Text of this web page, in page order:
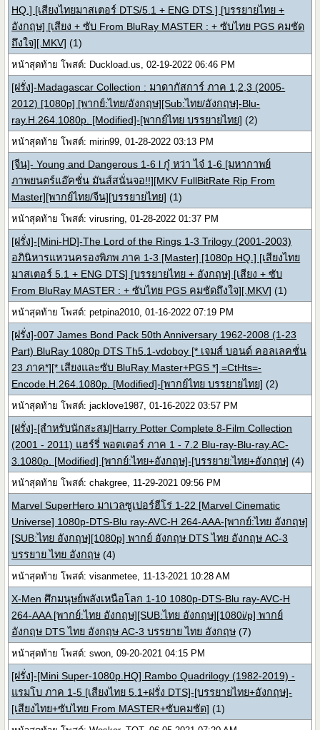
HQ.] [เสียงไทยมาสเตอร์ DTS/5.1 + ENG DTS ] [บรรยายไทย +
อังกฤษ] [เสียง + ซับ From BluRay MASTER : + ซับไทย PGS คมชัด
ถึงใจ][.MKV] (1)
หน้าสุดท้าย โพสต์: Duckload.us, 02-19-2022 06:46 PM
[ฝรั่ง]-Madagascar Collection : มาดากัสการ์ ภาค 1,2,3 (2005-
2012) [1080p] [พากย์:ไทย/อังกฤษ][Sub:ไทย/อังกฤษ]-Blu-
ray.H.264.1080p. [Modified]-[พากย์ไทย บรรยายไทย] (2)
หน้าสุดท้าย โพสต์: mirin99, 01-28-2022 03:13 PM
[จีน]- Young and Dangerous 1-6 l กู๋ หว่า ไจ๋ 1-6 [มหากาพย์
ภาพยนตร์แอ๊คชั่น มันส์สนั่นจอ!!][MKV FullBitRate Rip From
Master][พากย์ไทย/จีน][บรรยายไทย] (1)
หน้าสุดท้าย โพสต์: virusring, 01-28-2022 01:37 PM
[ฝรั่ง]-[Mini-HD]-The Lord of the Rings 1-3 Trilogy (2001-2003)
อภินิหารแหวนครองพิภพ ภาค 1-3 [Master] [1080p HQ.] [เสียงไทย
มาสเตอร์ 5.1 + ENG DTS] [บรรยายไทย + อังกฤษ] [เสียง + ซับ
From BluRay MASTER : + ซับไทย PGS คมชัดถึงใจ][.MKV] (1)
หน้าสุดท้าย โพสต์: petpina2010, 01-16-2022 07:19 PM
[ฝรั่ง]-007 James Bond Pack 50th Anniversary 1962-2008 (1-23
Part) BluRay 1080p DTS Th5.1-vdoboy [* เจมส์ บอนด์ คอลเลคชั่น
23 ภาค*][* เสียงและซับ BluRay Master+PGS *] =CtHts=-
Encode.H.264.1080p. [Modified]-[พากย์ไทย บรรยายไทย] (2)
หน้าสุดท้าย โพสต์: jacklove1987, 01-16-2022 03:57 PM
[ฝรั่ง]-[สำหรับนักสะสม]Harry Potter Complete 8-Film Collection
(2001 - 2011) แฮร์รี่ พอตเตอร์ ภาค 1 - 7.2 Blu-ray-Blu-ray.AC-
3.1080p. [Modified] [พากย์:ไทย+อังกฤษ]-[บรรยาย:ไทย+อังกฤษ] (4)
หน้าสุดท้าย โพสต์: chakgree, 11-29-2021 09:56 PM
Marvel SuperHero มาเวลซูเปอร์ฮีโร่ 1-22 [Marvel Cinematic
Universe] 1080p-DTS-Blu ray-AVC-H 264-AAA-[พากย์:ไทย อังกฤษ]
[SUB:ไทย อังกฤษ][1080p] พากย์ อังกฤษ DTS ไทย อังกฤษ AC-3
บรรยาย ไทย อังกฤษ (4)
หน้าสุดท้าย โพสต์: visanmetee, 11-13-2021 10:28 AM
X-Men ศึกมนุษย์พลังเหนือโลก 1-10 1080p-DTS-Blu ray-AVC-H
264-AAA [พากย์:ไทย อังกฤษ][SUB:ไทย อังกฤษ][1080i/p] พากย์
อังกฤษ DTS ไทย อังกฤษ AC-3 บรรยาย ไทย อังกฤษ (7)
หน้าสุดท้าย โพสต์: swon, 09-20-2021 04:15 PM
[ฝรั่ง]-[Mini Super-1080p.HQ] Rambo Quadrilogy (1982-2019) -
แรมโบ ภาค 1-5 [เสียงไทย 5.1+ฝรั่ง DTS]-[บรรยายไทย+อังกฤษ]-
[เสียงไทย+ซับไทย From MASTER+ซับคมชัด] (1)